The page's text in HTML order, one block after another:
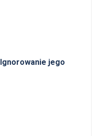
Ignorowanie jego